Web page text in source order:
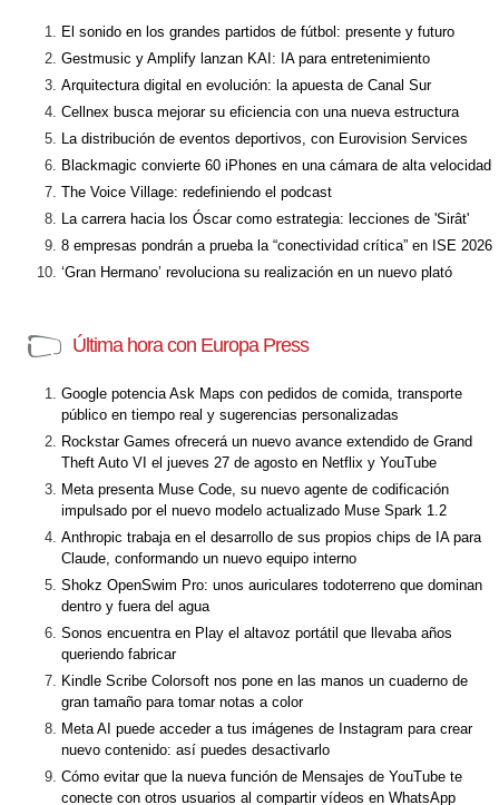
El sonido en los grandes partidos de fútbol: presente y futuro
Gestmusic y Amplify lanzan KAI: IA para entretenimiento
Arquitectura digital en evolución: la apuesta de Canal Sur
Cellnex busca mejorar su eficiencia con una nueva estructura
La distribución de eventos deportivos, con Eurovision Services
Blackmagic convierte 60 iPhones en una cámara de alta velocidad
The Voice Village: redefiniendo el podcast
La carrera hacia los Óscar como estrategia: lecciones de 'Sirât'
8 empresas pondrán a prueba la “conectividad crítica” en ISE 2026
‘Gran Hermano’ revoluciona su realización en un nuevo plató
Última hora con Europa Press
Google potencia Ask Maps con pedidos de comida, transporte
público en tiempo real y sugerencias personalizadas
Rockstar Games ofrecerá un nuevo avance extendido de Grand
Theft Auto VI el jueves 27 de agosto en Netflix y YouTube
Meta presenta Muse Code, su nuevo agente de codificación
impulsado por el nuevo modelo actualizado Muse Spark 1.2
Anthropic trabaja en el desarrollo de sus propios chips de IA para
Claude, conformando un nuevo equipo interno
Shokz OpenSwim Pro: unos auriculares todoterreno que dominan
dentro y fuera del agua
Sonos encuentra en Play el altavoz portátil que llevaba años
queriendo fabricar
Kindle Scribe Colorsoft nos pone en las manos un cuaderno de
gran tamaño para tomar notas a color
Meta AI puede acceder a tus imágenes de Instagram para crear
nuevo contenido: así puedes desactivarlo
Cómo evitar que la nueva función de Mensajes de YouTube te
conecte con otros usuarios al compartir vídeos en WhatsApp